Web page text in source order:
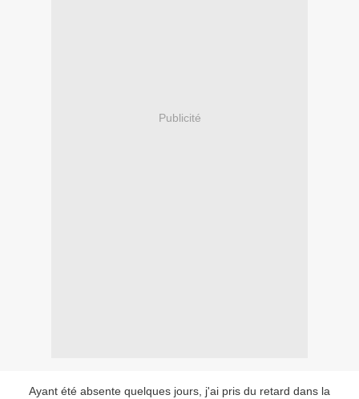
Publicité
Ayant été absente quelques jours, j'ai pris du retard dans la